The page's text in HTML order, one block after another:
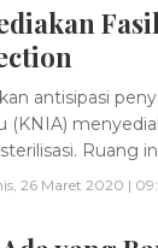
antisipasi
(KNIA)
Ruang
26 Maret 2020 |